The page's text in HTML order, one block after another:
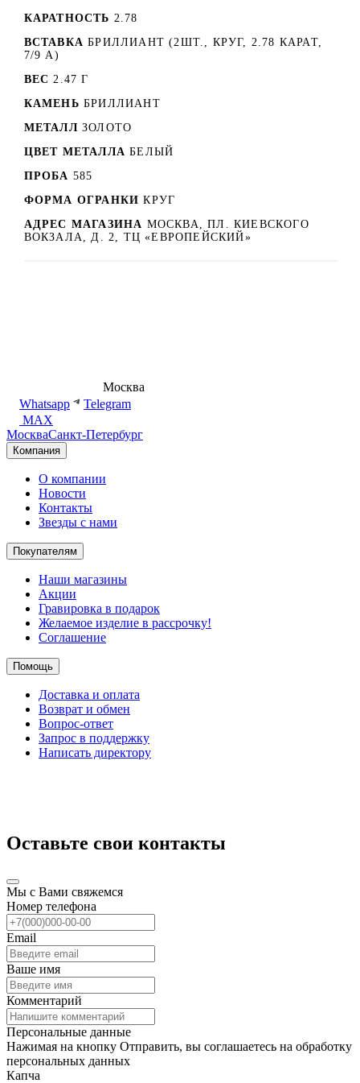
КАРАТНОСТЬ 2.78
ВСТАВКА БРИЛЛИАНТ (2ШТ., КРУГ, 2.78 КАРАТ,
7/9 А)
ВЕС 2.47 Г
КАМЕНЬ БРИЛЛИАНТ
МЕТАЛЛ ЗОЛОТО
ЦВЕТ МЕТАЛЛА БЕЛЫЙ
ПРОБА 585
ФОРМА ОГРАНКИ КРУГ
АДРЕС МАГАЗИНА МОСКВА, ПЛ. КИЕВСКОГО
ВОКЗАЛА, Д. 2, ТЦ «ЕВРОПЕЙСКИЙ»
Москва
Whatsapp
Telegram
MAX
МоскваСанкт-Петербург
Компания
О компании
Новости
Контакты
Звезды с нами
Покупателям
Наши магазины
Акции
Гравировка в подарок
Желаемое изделие в рассрочку!
Соглашение
Помощь
Доставка и оплата
Возврат и обмен
Вопрос-ответ
Запрос в поддержку
Написать директору
Оставьте свои контакты
Мы с Вами свяжемся
Номер телефона
Email
Ваше имя
Комментарий
Персональные данные
Нажимая на кнопку Отправить, вы соглашаетесь на обработку
персональных данных
Капча